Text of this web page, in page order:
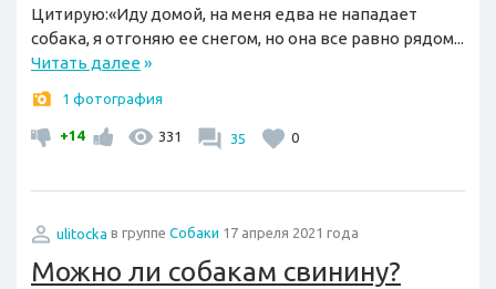
Цитирую:«Иду домой, на меня едва не нападает
собака, я отгоняю ее снегом, но она все равно рядом...
Читать далее»
1 фотография
+14 331 35 0
ulitocka в группе Собаки 17 апреля 2021 года
Можно ли собакам свинину?